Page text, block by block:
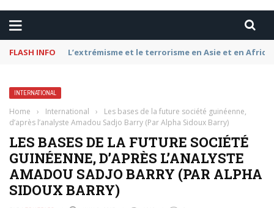
FLASH INFO Pétromonarchies-Gaza : La rivalité entre Qatar,
INTERNATIONAL
Home › International ›
Les bases de la future société guinéenne,
d’après l’analyste Amadou Sadjo Barry (Par Alpha Sidoux Barry)
LES BASES DE LA FUTURE SOCIÉTÉ
GUINÉENNE, D’APRÈS L’ANALYSTE
AMADOU SADJO BARRY (PAR ALPHA
SIDOUX BARRY)